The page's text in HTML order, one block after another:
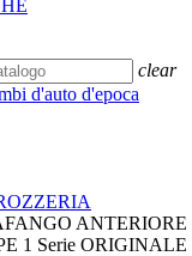
clear
ANTERIORE
1 Serie ORIGINALE